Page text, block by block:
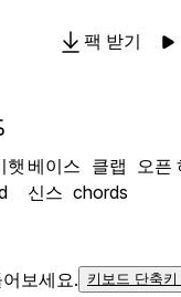
played guitar
to fit perfectly
Loops: Epic,
loops (BPM & Key
ready beats 62 Drum One-Shots: Hard-
mixing. Bring industry-level quality straight
팩 받기
햇 베이스 클랩 오픈
신스 chords
보세요. 키보드 단축